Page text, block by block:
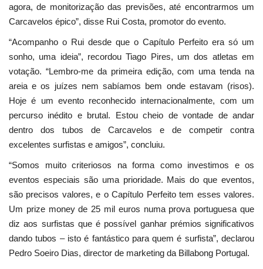
agora, de monitorização das previsões, até encontrarmos um
Carcavelos épico”, disse Rui Costa, promotor do evento.
“Acompanho o Rui desde que o Capítulo Perfeito era só um
sonho, uma ideia”, recordou Tiago Pires, um dos atletas em
votação. “Lembro-me da primeira edição, com uma tenda na
areia e os juízes nem sabíamos bem onde estavam (risos).
Hoje é um evento reconhecido internacionalmente, com um
percurso inédito e brutal. Estou cheio de vontade de andar
dentro dos tubos de Carcavelos e de competir contra
excelentes surfistas e amigos”, concluiu.
“Somos muito criteriosos na forma como investimos e os
eventos especiais são uma prioridade. Mais do que eventos,
são precisos valores, e o Capítulo Perfeito tem esses valores.
Um prize money de 25 mil euros numa prova portuguesa que
diz aos surfistas que é possível ganhar prémios significativos
dando tubos – isto é fantástico para quem é surfista”, declarou
Pedro Soeiro Dias, director de marketing da Billabong Portugal.